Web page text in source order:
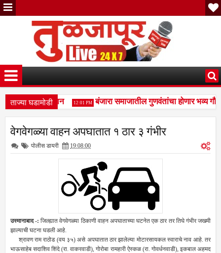
ताज्या घडामोडी
मंदिरात सन्मान 12:01 PM
बंजारा समाजातील गुणवंतांचा होणार भव्य
दोन गंभीर जखमीशहापूर शिवारातील घटना; पशुपालकांमध्ये भीतीचे
मंदिरात सन्मान
वेगवेगळ्या वाहन अपघातात १ ठार ३ गंभीर
पोलीस डायरी 19:08:00
उस्‍मानाबाद -:जिल्‍ह्यात वेगवेगळ्या ठिकाणी वाहन अपघाताच्‍या घटनेत एक ठार तर तिघे गंभीर जखमी
झाल्‍याची घटना घडली आहे.
श्रावण राम राठोड (वय ३५) असे अपघातात ठार झालेल्‍या मोटारसायकल स्‍वाराचे नाव आहे. तर
भाऊसाहेब सदाशिव शिंदे (रा. वाकरवाडी), गोरोबा रामहारी ऐस्‍कळ (रा. गोवर्धनवाडी), इकबाल अहमद